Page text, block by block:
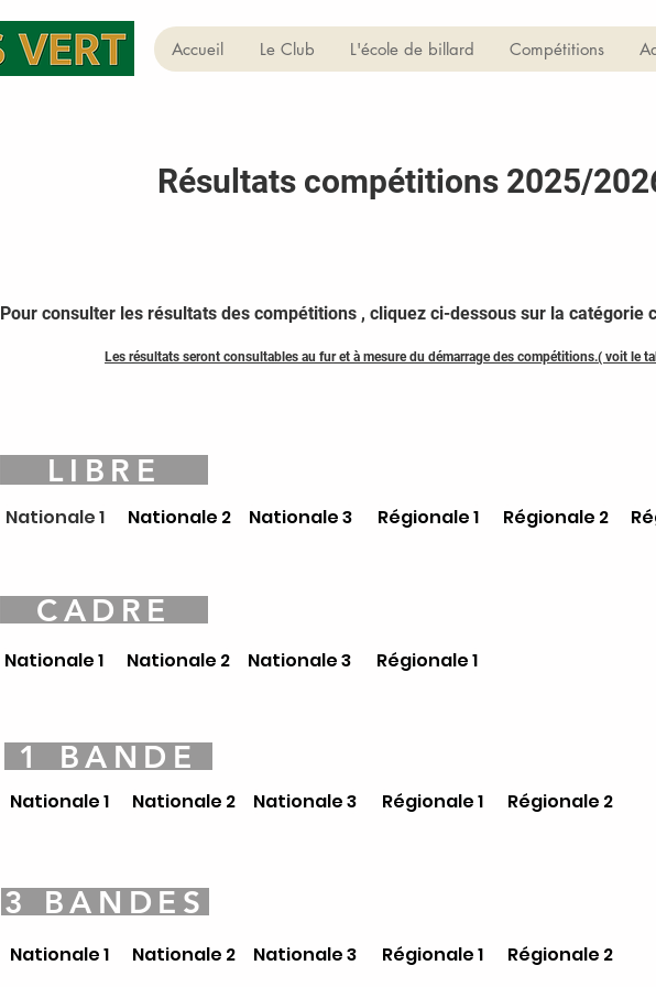
Accueil Le Club L'école de billard Compétitions
Résultats compétitions 2025/
Pour consulter les résultats des compétitions , cliquez ci-dessous sur la catégorie
Les résultats seront consultables au fur et à mesure du démarrage des compétitions.( voit le
LIBRE
Nationale 1 Nationale 2 Nationale 3 Régionale 1 Régionale 2
CADRE
Nationale 1 Nationale 2 Nationale 3 Régionale 1
1 BANDE
Nationale 1 Nationale 2 Nationale 3 Régionale 1 Régionale 2
3 BANDES
Nationale 1 Nationale 2 Nationale 3 Régionale 1 Régionale 2